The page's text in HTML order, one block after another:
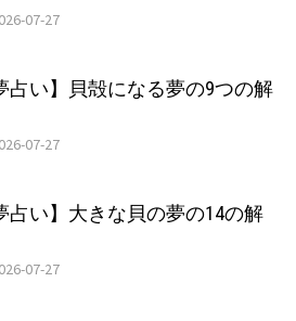
07-27
占い】貝殻になる夢の9つの解
07-27
占い】大きな貝の夢の14の解
07-27